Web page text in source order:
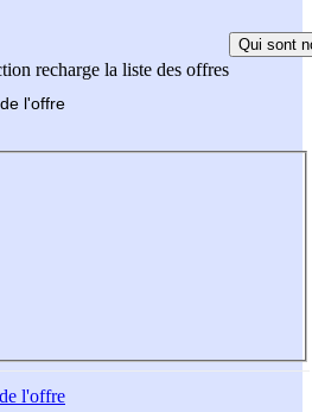
recharge la liste des offres
Qui sont
de l'offre
l'offre